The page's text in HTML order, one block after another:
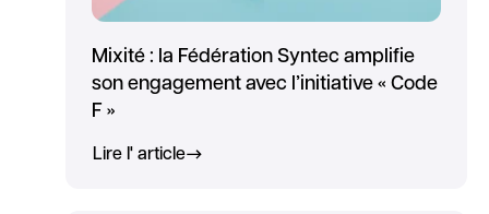
Mixité : la Fédération Syntec amplifie
son engagement avec l’initiative « Code
F »
Lire l' article